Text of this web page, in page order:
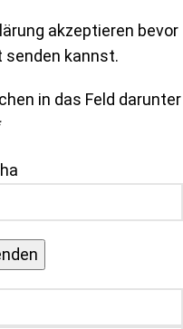
akzeptieren bevor
senden kannst.
in das Feld darunter